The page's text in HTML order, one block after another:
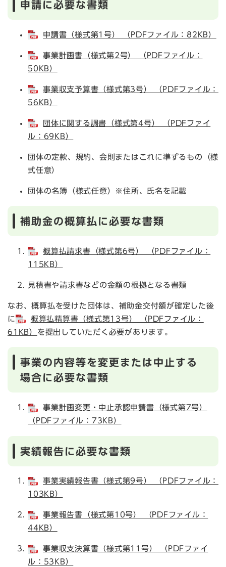
申請に必要な書類
申請書（様式第1号） （PDFファイル：82KB）
事業計画書（様式第2号） （PDFファイル：
50KB）
事業収支予算書（様式第3号） （PDFファイル：
56KB）
団体に関する調書（様式第4号） （PDFファイ
ル：69KB）
団体の定款、規約、会則またはこれに準ずるもの（様
式任意）
団体の名簿（様式任意）※住所、氏名を記載
補助金の概算払に必要な書類
概算払請求書（様式第6号） （PDFファイル：
115KB）
見積書や請求書などの金額の根拠となる書類
なお、概算払を受けた団体は、補助金交付額が確定した後
に
概算払精算書（様式第13号） （PDFファイル：
61KB） を提出していただく必要があります。
事業の内容等を変更または中止する
場合に必要な書類
事業計画変更・中止承認申請書（様式第7号）
（PDFファイル：73KB）
実績報告に必要な書類
事業実績報告書（様式第9号） （PDFファイル：
103KB）
事業報告書（様式第10号） （PDFファイル：
44KB）
事業収支決算書（様式第11号） （PDFファイ
ル：53KB）